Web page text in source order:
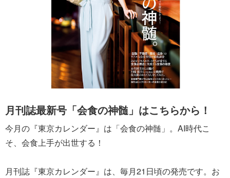
月刊誌最新号「会食の神髄」はこちらから！
今月の『東京カレンダー』は「会食の神髄」。AI時代こ
そ、会食上手が出世する！
月刊誌『東京カレンダー』は、毎月21日頃の発売です。お